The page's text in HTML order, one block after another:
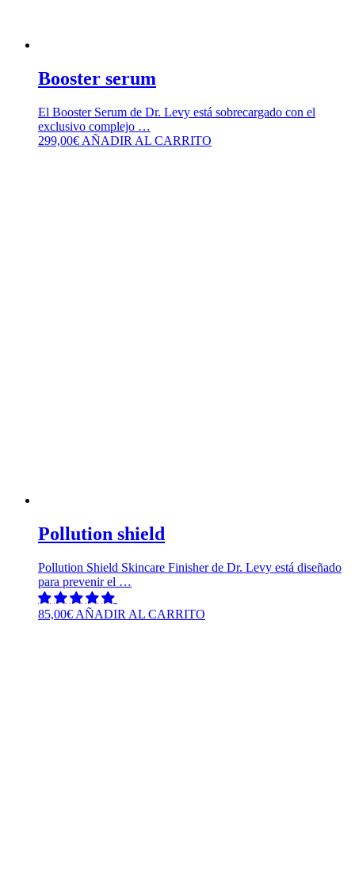
Booster serum
El Booster Serum de Dr. Levy está sobrecargado con el
exclusivo complejo …
299,00€ AÑADIR AL CARRITO
Pollution shield
Pollution Shield Skincare Finisher de Dr. Levy está diseñado
para prevenir el …
85,00€ AÑADIR AL CARRITO